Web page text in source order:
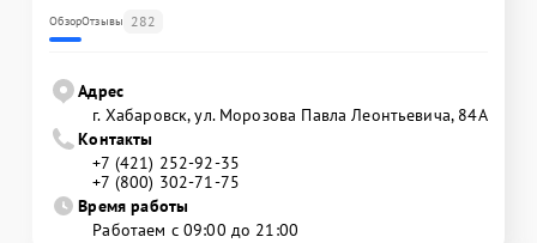
ОбзорОтзывы 282
Адрес
г. Хабаровск, ул. Морозова Павла Леонтьевича, 84А
Контакты
+7 (421) 252-92-35
+7 (800) 302-71-75
Время работы
Работаем с 09:00 до 21:00